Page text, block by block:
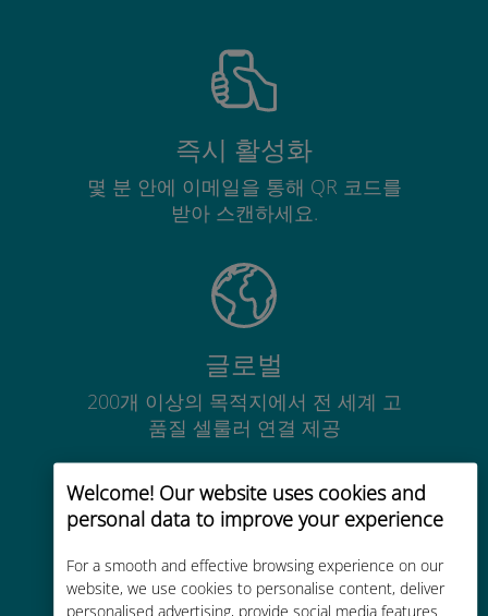
Welcome! Our website uses cookies and
personal data to improve your experience
For a smooth and effective browsing experience on our
website, we use cookies to personalise content, deliver
personalised advertising, provide social media features
즉시 활성화
몇 분 안에 이메일을 통해 QR 코드를
받아 스캔하세요.
글로벌
200개 이상의 목적지에서 전 세계 고
품질 셀룰러 연결 제공
비용 효율적